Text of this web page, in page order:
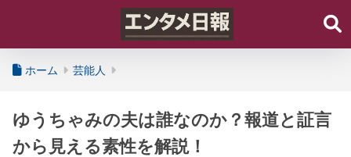
ホーム 芸能人
ゆうちゃみの夫は誰なのか？報道と証言
から見える素性を解説！